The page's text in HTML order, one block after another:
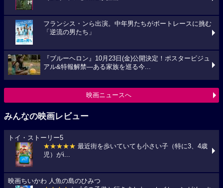
フランシス・ンら出演。中年男たちがボートレースに挑む
「逆流の男たち」
『ブルーヘロン』10月23日(金)公開決定！ポスタービジュ
アル&特報解禁―ある家族を巡る今...
映画ニュースへ
みんなの映画レビュー
トイ・ストーリー5
★★★★★ 最近街を歩いていても小さい子（特に3、4歳
児）がi...
映画ちいかわ 人魚の島のひみつ